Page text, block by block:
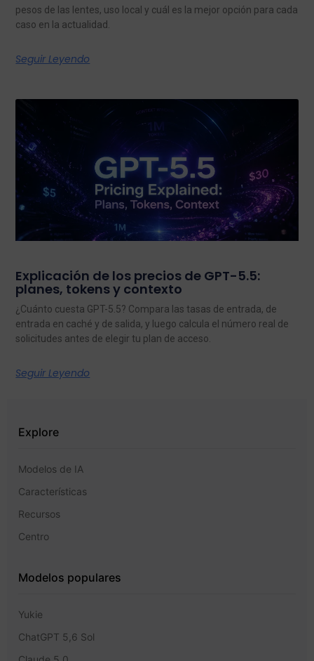
pesos de las lentes, uso local y cuál es la mejor opción para cada
caso en la actualidad.
Seguir Leyendo
Explicación de los precios de GPT-5.5:
planes, tokens y contexto
¿Cuánto cuesta GPT-5.5? Compara las tasas de entrada, de
entrada en caché y de salida, y luego calcula el número real de
solicitudes antes de elegir tu plan de acceso.
Seguir Leyendo
Explore
Modelos de IA
Características
Recursos
Centro
Modelos populares
Yukie
ChatGPT 5,6 Sol